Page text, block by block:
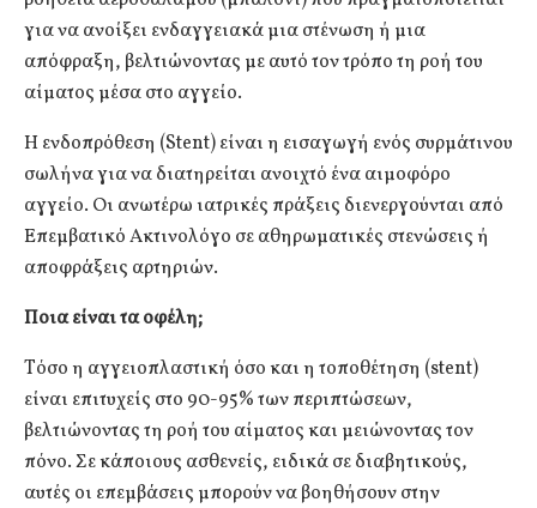
για να ανοίξει ενδαγγειακά μια στένωση ή μια
απόφραξη, βελτιώνοντας με αυτό τον τρόπο τη ροή του
αίματος μέσα στο αγγείο.
Η ενδοπρόθεση (Stent) είναι η εισαγωγή ενός συρμάτινου
σωλήνα για να διατηρείται ανοιχτό ένα αιμοφόρο
αγγείο. Οι ανωτέρω ιατρικές πράξεις διενεργούνται από
Επεμβατικό Ακτινολόγο σε αθηρωματικές στενώσεις ή
αποφράξεις αρτηριών.
Ποια είναι τα οφέλη;
Tόσο η αγγειοπλαστική όσο και η τοποθέτηση (stent)
είναι επιτυχείς στο 90-95% των περιπτώσεων,
βελτιώνοντας τη ροή του αίματος και μειώνοντας τον
πόνο. Σε κάποιους ασθενείς, ειδικά σε διαβητικούς,
αυτές οι επεμβάσεις μπορούν να βοηθήσουν στην